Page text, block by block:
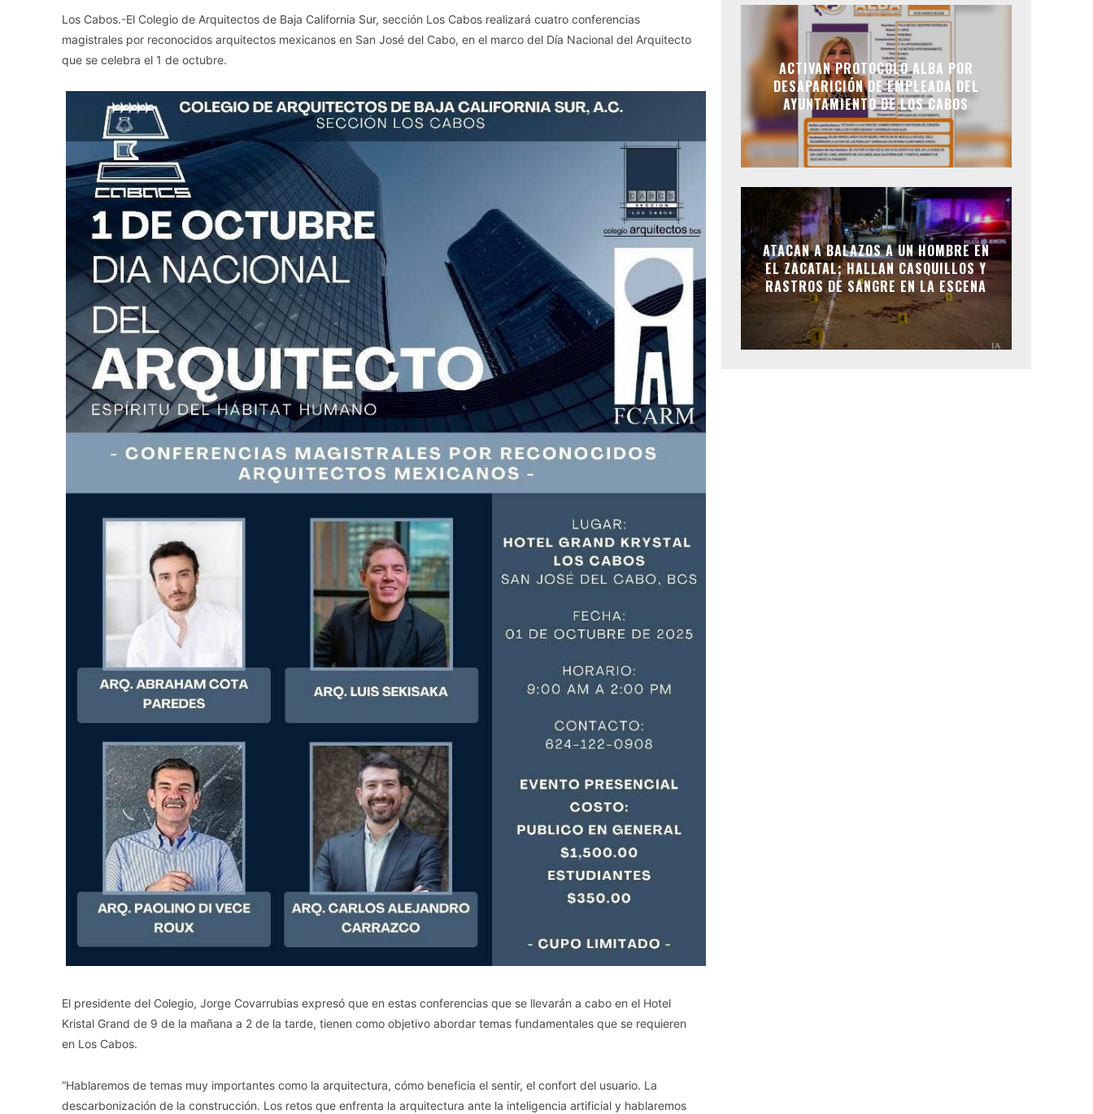
Los Cabos.-El Colegio de Arquitectos de Baja California Sur, sección Los Cabos realizará cuatro conferencias
magistrales por reconocidos arquitectos mexicanos en San José del Cabo, en el marco del Día Nacional del Arquitecto
que se celebra el 1 de octubre.
El presidente del Colegio, Jorge Covarrubias expresó que en estas conferencias que se llevarán a cabo en el Hotel
Kristal Grand de 9 de la mañana a 2 de la tarde, tienen como objetivo abordar temas fundamentales que se requieren
en Los Cabos.
“Hablaremos de temas muy importantes como la arquitectura, cómo beneficia el sentir, el confort del usuario. La
descarbonización de la construcción. Los retos que enfrenta la arquitectura ante la inteligencia artificial y hablaremos
ACTIVAN PROTOCOLO ALBA POR
DESAPARICIÓN DE EMPLEADA DEL
AYUNTAMIENTO DE LOS CABOS
ATACAN A BALAZOS A UN HOMBRE EN
EL ZACATAL; HALLAN CASQUILLOS Y
RASTROS DE SANGRE EN LA ESCENA